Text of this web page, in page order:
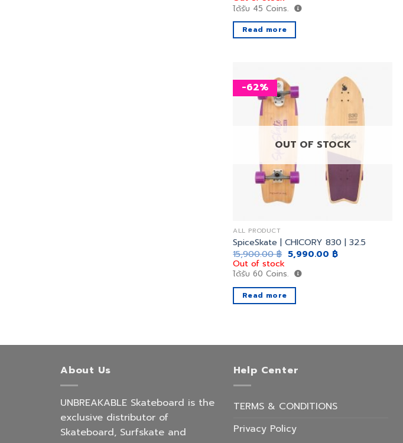
was:
15,900.00 ฿.
ได้รับ 45 Coins.
Read more
-62%
OUT OF STOCK
ALL PRODUCT
SpiceSkate | CHICORY 830 | 32.5
15,900.00฿ Original
price
was:
15,900.00 ฿.
5,990.00 ฿Current
Out of stock
ได้รับ60 Coins.
Read more
About Us
UNBREAKABLE Skateboard is the
exclusive distributor of
Skateboard, Surfskate and
Help Center
TERMS & CONDITIONS
Privacy Policy